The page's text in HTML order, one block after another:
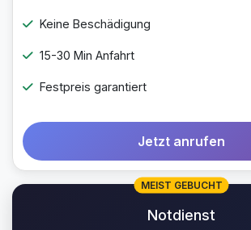
Keine Beschädigung
15-30 Min Anfahrt
Festpreis garantiert
Jetzt anrufen
MEIST GEBUCHT
Notdienst